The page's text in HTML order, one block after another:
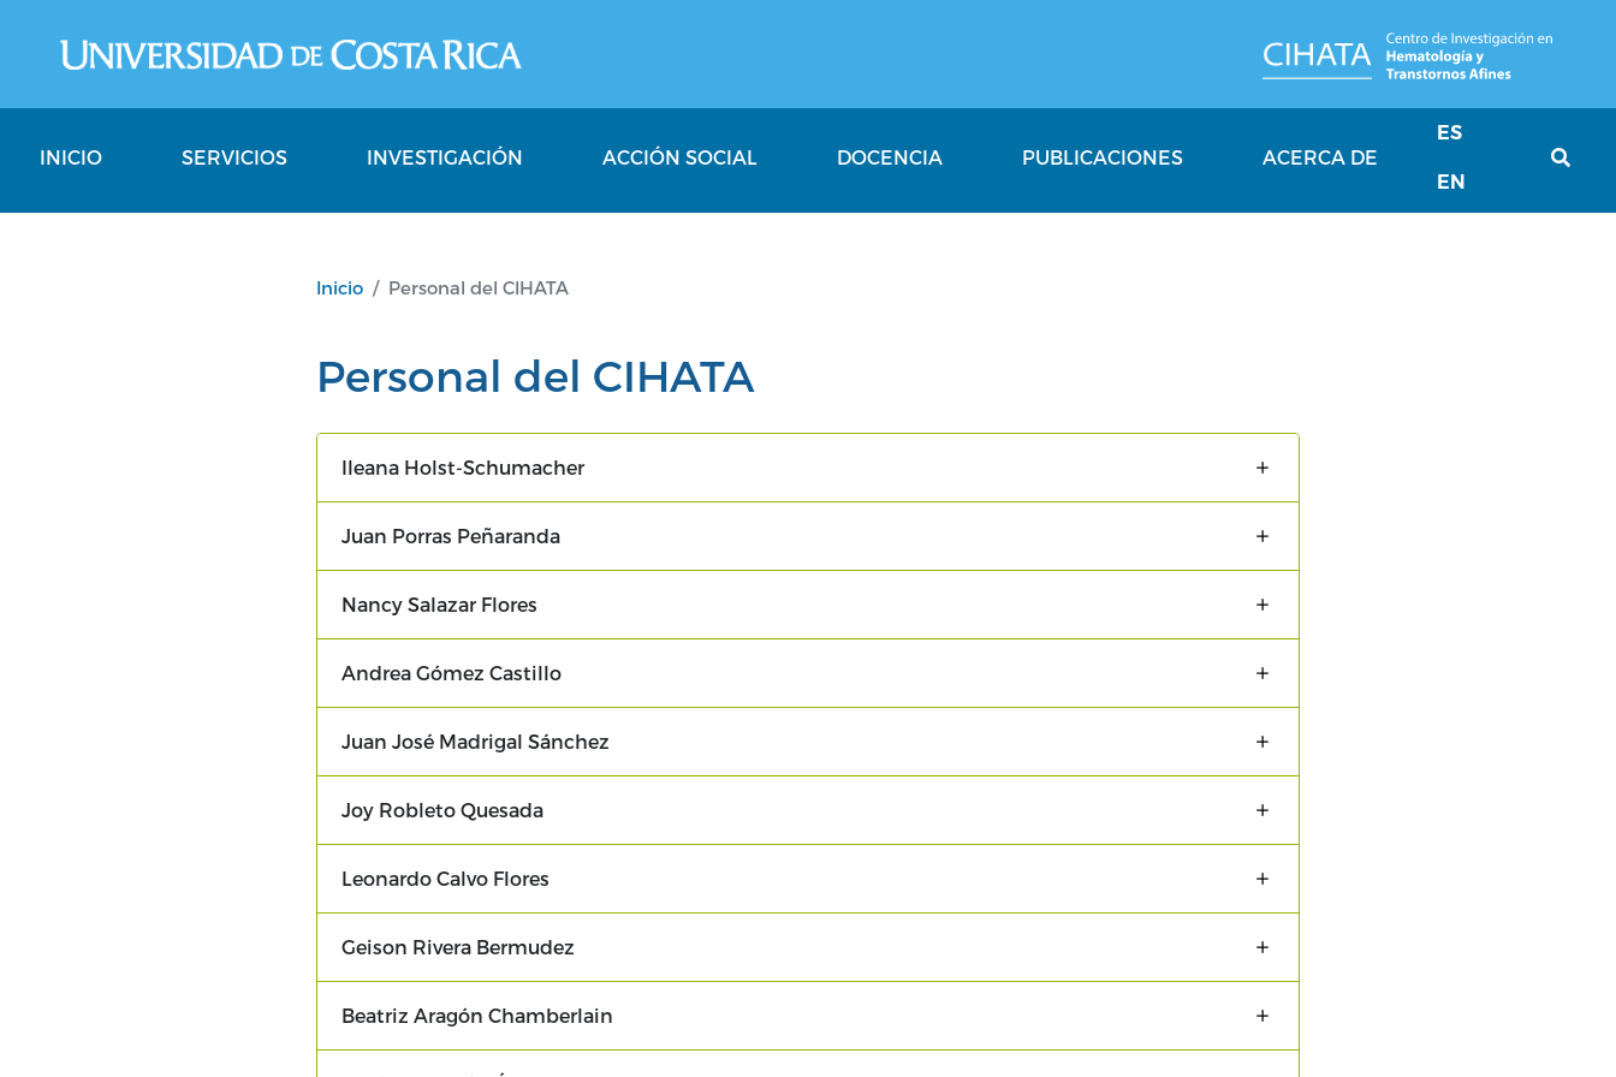
Cihata
INICIO SERVICIOS INVESTIGACIÓN ACCIÓN SOCIAL DOCENCIA PUBLICACIONES ACERCA DE
ES
EN
Inicio Personal del CIHATA
Personal del CIHATA
Ileana Holst-Schumacher
Juan Porras Peñaranda
Nancy Salazar Flores
Andrea Gómez Castillo
Juan José Madrigal Sánchez
Joy Robleto Quesada
Leonardo Calvo Flores
Geison Rivera Bermudez
Beatriz Aragón Chamberlain